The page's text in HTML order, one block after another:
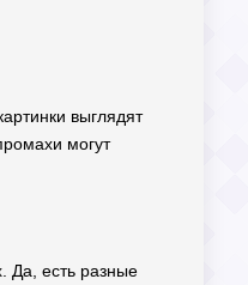
выглядят
могут
Да, есть разные